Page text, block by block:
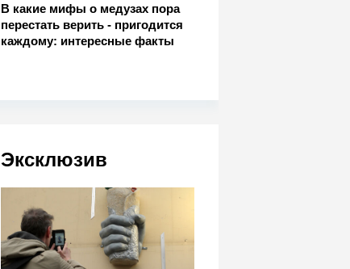
В какие мифы о медузах пора
перестать верить - пригодится
каждому: интересные факты
Эксклюзив